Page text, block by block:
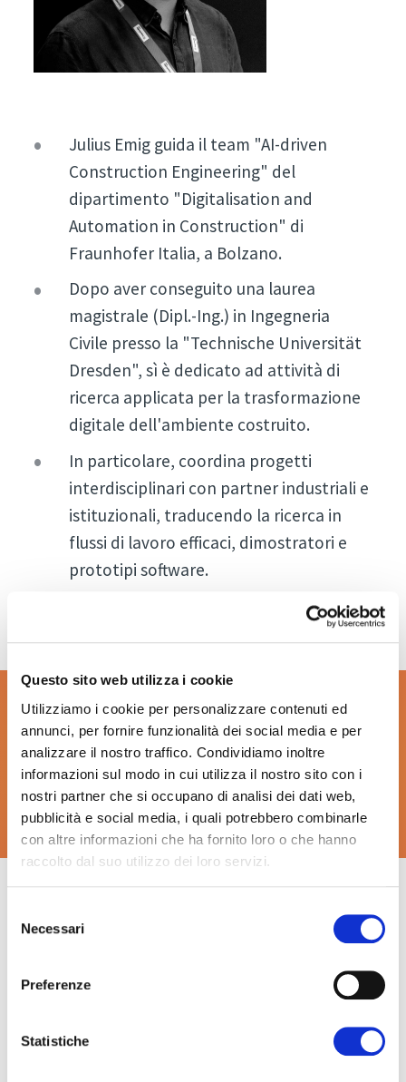
Questo sito web utilizza i cookie
Utilizziamo i cookie per personalizzare contenuti ed
annunci, per fornire funzionalità dei social media e per
analizzare il nostro traffico. Condividiamo inoltre
informazioni sul modo in cui utilizza il nostro sito con i
nostri partner che si occupano di analisi dei dati web,
pubblicità e social media, i quali potrebbero combinarle
con altre informazioni che ha fornito loro o che hanno
raccolto dal suo utilizzo dei loro servizi.
delNecessari
Preferenze
Statistiche
Julius Emig guida il team "AI-driven
Construction Engineering" del
dipartimento "Digitalisation and
Automation in Construction" di
Fraunhofer Italia, a Bolzano.
Dopo aver conseguito una laurea
magistrale (Dipl.-Ing.) in Ingegneria
Civile presso la "Technische Universität
Dresden", sì è dedicato ad attività di
ricerca applicata per la trasformazione
digitale dell'ambiente costruito.
In particolare, coordina progetti
interdisciplinari con partner industriali e
istituzionali, traducendo la ricerca in
flussi di lavoro efficaci, dimostratori e
prototipi software.
Torna ora a Klimahouse
[R]evolution
Torna ora